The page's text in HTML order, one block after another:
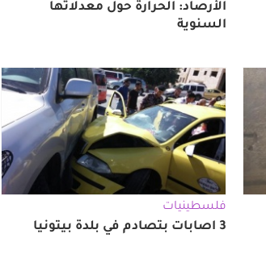
الأرصاد: الحرارة حول معدلاتها
السنوية
فلسطينيات
3 اصابات بتصادم في بلدة بيتونيا